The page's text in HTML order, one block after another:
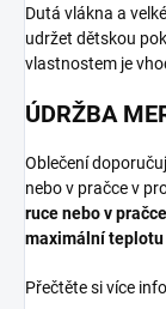
Dutá vlákna a
udržet dětskou
vlastnostem je
ÚDRŽBA
Oblečení
nebo v pračce v
ruce nebo v
maximální teplotu
Přečtěte si více